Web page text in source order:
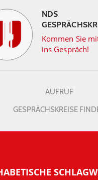
NDS
Kommen Sie
ins Gespräch!
AUFRUF
GESPRÄCHSKREISE